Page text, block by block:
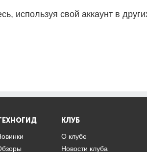
используя свой аккаунт в
КЛУБ
О клубе
Новости клуба